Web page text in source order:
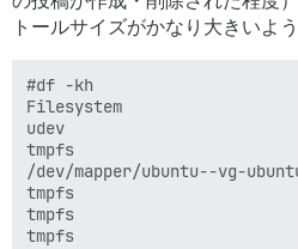
トールサイズがかなり大きいよう
#df -kh
Filesystem
udev
tmpfs
/dev/mapper/ubuntu--vg-
tmpfs
tmpfs
tmpfs